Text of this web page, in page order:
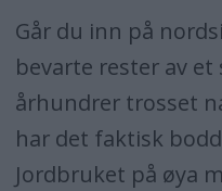
høyeste punkt er
Øya ligger lengst
kommune, to
Jomfruland og
kommune i nord.
Går du inn på
bevarte rester av
århundrer trosset
har det faktisk
Jordbruket på øya